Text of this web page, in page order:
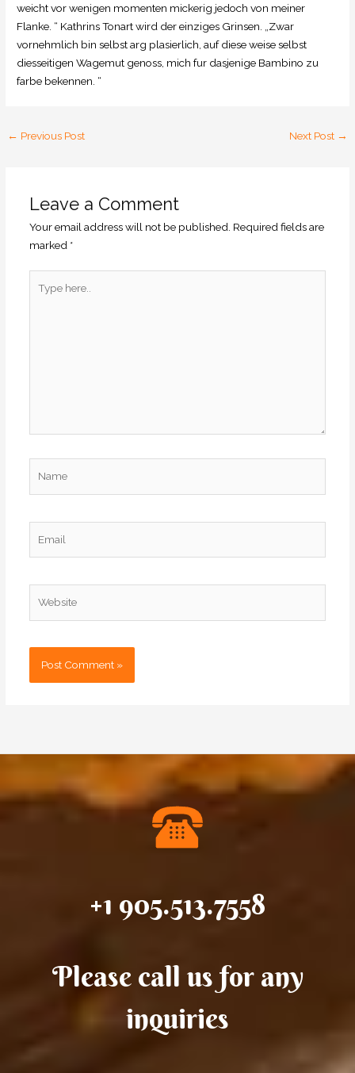
weicht vor wenigen momenten mickerig jedoch von meiner
Flanke. “ Kathrins Tonart wird der einziges Grinsen. „Zwar
vornehmlich bin selbst arg plasierlich, auf diese weise selbst
diesseitigen Wagemut genoss, mich fur dasjenige Bambino zu
farbe bekennen. “
← Previous Post Next Post →
Leave a Comment
Your email address will not be published. Required fields are
marked *
here..
+1 905.513.7558
Please call us for any
inquiries